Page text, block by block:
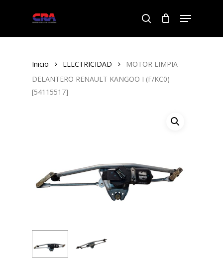
search
Menu
Inicio ELECTRICIDAD
MOTOR LIMPIA
DELANTERO RENAULT KANGOO I (F/KC0)
[54115517]